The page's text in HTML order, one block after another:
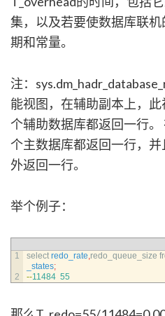
集，以及若要使数据库联
期和常量。
注：
能视图，在辅助副本上，
个辅助数据库都返回一行
个主数据库都返回一行，
外返回一行。
举个例子：
1
2
select redo_rate,redo_queue_size
_states;
--11484 55